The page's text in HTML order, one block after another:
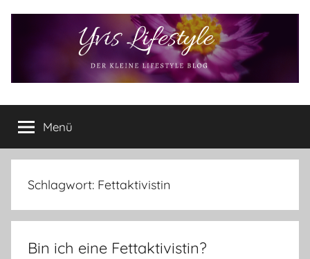
Yvis
Lifestyle
Lifestyle
Blog
–
Lifestyle,
Produkttests
vieles
Menü
Schlagwort: Fettaktivistin
Bin ich eine Fettaktivistin?